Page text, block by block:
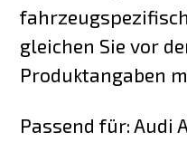
gleichen Sie vor
Produktangaben
Passend für: Audi